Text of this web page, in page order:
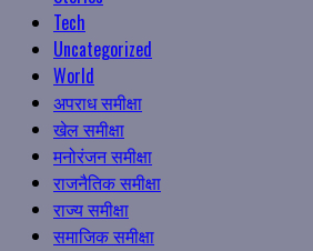
Tech
Uncategorized
World
अपराध समीक्षा
खेल समीक्षा
मनोरंजन समीक्षा
राजनैतिक समीक्षा
राज्य समीक्षा
समाजिक समीक्षा